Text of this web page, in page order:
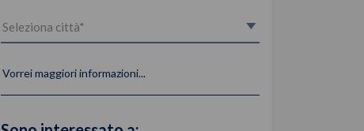
Vorrei maggiori informazioni...